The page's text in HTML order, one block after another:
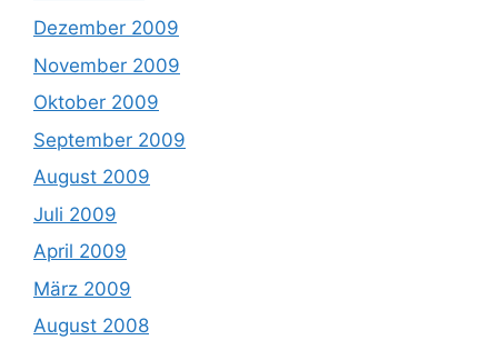
Dezember 2009
November 2009
Oktober 2009
September 2009
August 2009
Juli 2009
April 2009
März 2009
August 2008